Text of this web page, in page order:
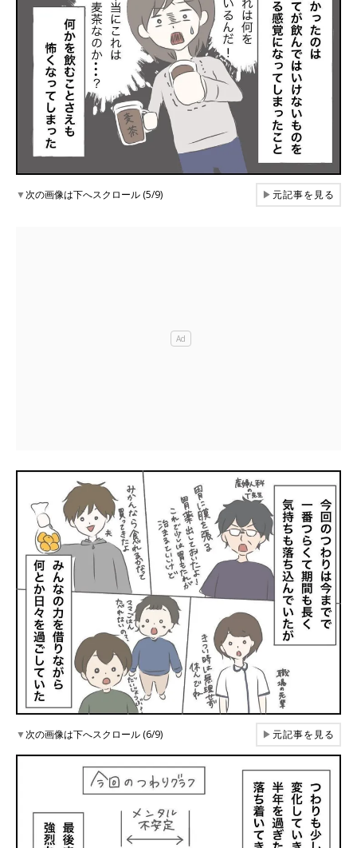
▼次の画像は下へスクロール (5/9) ▶元記事を見る
▼次の画像は下へスクロール (6/9) ▶元記事を見る